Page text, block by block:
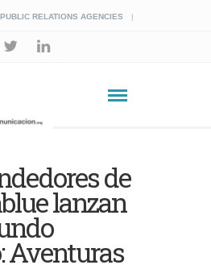
PUBLIC RELATIONS AGENCIES
de
lanzan
Aventuras